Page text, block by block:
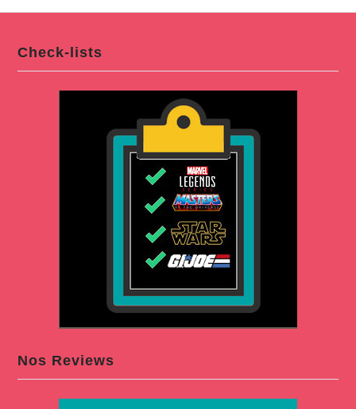
Check-lists
Nos Reviews